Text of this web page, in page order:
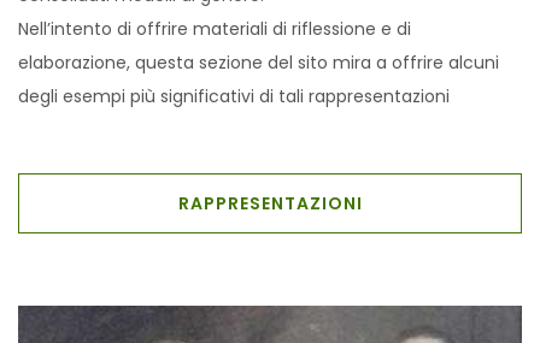
Nell’intento di offrire materiali di riflessione e di
elaborazione, questa sezione del sito mira a offrire alcuni
degli esempi più significativi di tali rappresentazioni
RAPPRESENTAZIONI